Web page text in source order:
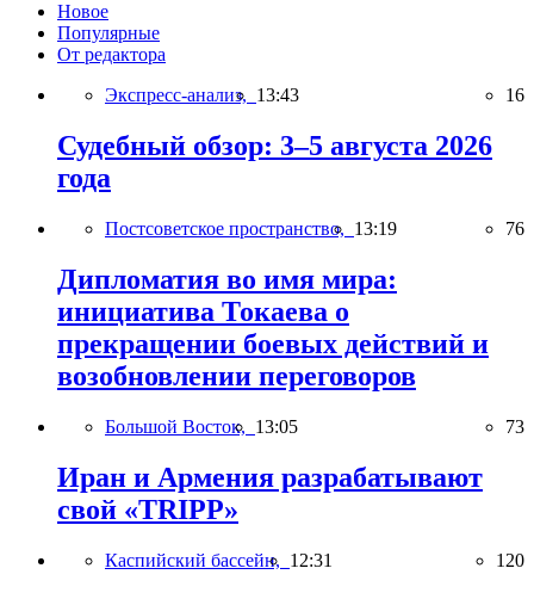
Новое
Популярные
От редактора
Экспресс-анализ, 13:43 16
Судебный обзор: 3–5 августа 2026
года
Постсоветское пространство, 13:19 76
Дипломатия во имя мира:
инициатива Токаева о
прекращении боевых действий и
возобновлении переговоров
Большой Восток, 13:05 73
Иран и Армения разрабатывают
свой «TRIPP»
Каспийский бассейн, 12:31 120